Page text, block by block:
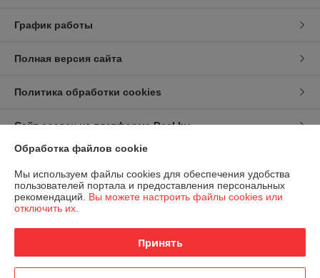
График работы
Полная версия сайта
Политика обработки cookies
Сайт создан на платформе Deal.by
Информация для покупателя
Индивидуальный предприниматель:
ИП Карпов Игорь Васильевич
г.Минск,ул.Рафиева,88-36
Регистрационный орган: Минским горисполком
Обработка файлов cookie
Мы используем файлы cookies для обеспечения удобства
пользователей портала и предоставления персональных
рекомендаций. Вы можете настроить файлы cookies или
отключить их.
Принять